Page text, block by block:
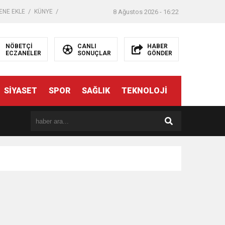
EKLE KÜNYE 8 Ağustos 2026 - 16:22
NÖBETÇİ
ECZANELER
CANLI
SONUÇLAR
HABER
GÖNDER
SİYASET SPOR SAĞLIK TEKNOLOJİ